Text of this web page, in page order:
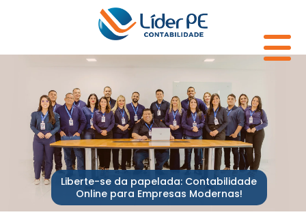
Liberte-se da papelada: Contabilidade
Online para Empresas Modernas!